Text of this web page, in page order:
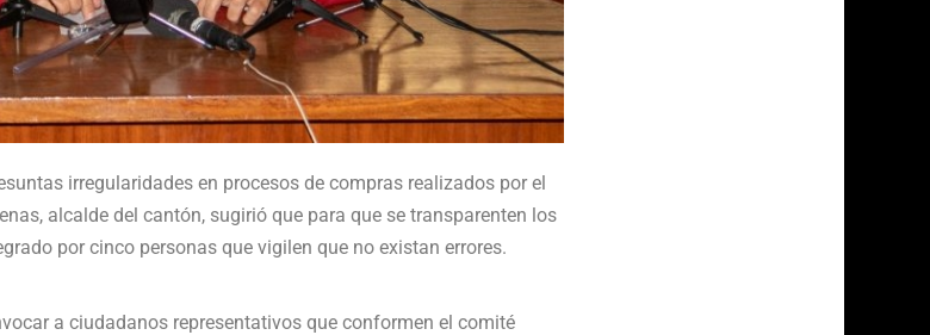
irregularidades en procesos de compras realizados por el
alcalde del cantón, sugirió que para que se transparenten los
por cinco personas que vigilen que no existan errores.
a ciudadanos representativos que conformen el comité